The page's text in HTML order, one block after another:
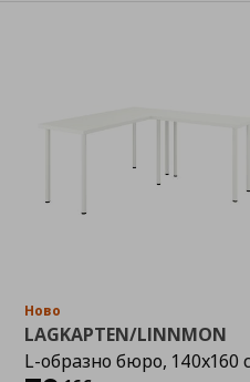
Ново
LAGKAPTEN/LINNMON
L-образно бюро, 140x160